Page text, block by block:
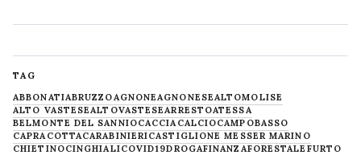
TAG
ABBONATIABRUZZOAGNONEAGNONESEALTOMOLISE
ALTO VASTESEALTOVASTESEARRESTOATESSA
BELMONTE DEL SANNIOCACCIACALCIOCAMPOBASSO
CAPRACOTTACARABINIERICASTIGLIONE MESSER MARINO
CHIETINOCINGHIALICOVID19DROGAFINANZAFORESTALE FURTO